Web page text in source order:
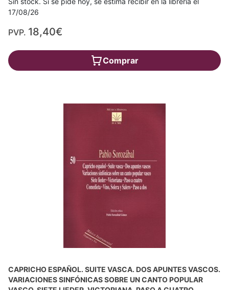
17/08/26
PVP. 18,40€
Comprar
CAPRICHO ESPAÑOL. SUITE VASCA. DOS APUNTES VASCOS.
VARIACIONES SINFÓNICAS SOBRE UN CANTO POPULAR